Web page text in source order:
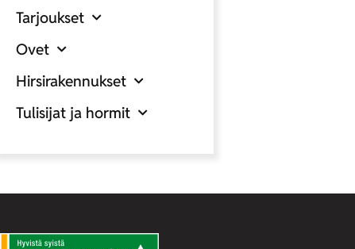
Tarjoukset
Ovet
Hirsirakennukset
Tulisijat ja hormit